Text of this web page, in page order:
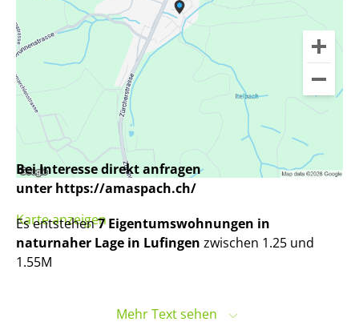
Karte anzeigen
Bei Interesse direkt anfragen
unter https://amaspach.ch/
Es entstehen7 Eigentumswohnungen in
naturnaher Lage in Lufingen zwischen 1.25 und
1.55M
Lage im Zürcher Unterland. Das Projekt vereint eine
Mehr Text sehen